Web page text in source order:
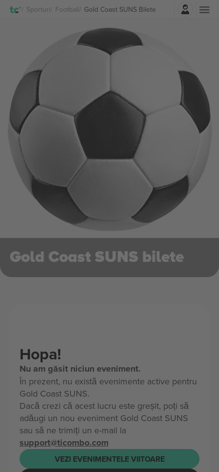
Sporturi Football Gold Coast SUNS Bilete
Autentificare
Gold Coast SUNS bilete
Hopa!
Nu am găsit niciun eveniment.
În prezent, nu există evenimente active pentru
Gold Coast SUNS.
Dacă crezi că acest lucru este greșit, poți să
adăugi un nou eveniment Gold Coast SUNS
sau să ne trimiți un e-mail la
support@ticombo.com
VEZI EVENIMENTELE VIITOARE